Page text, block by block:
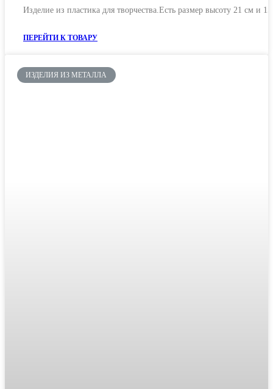
Изделие из пластика для творчества.Есть размер высоту 21 см и
ПЕРЕЙТИ К ТОВАРУ
ИЗДЕЛИЯ ИЗ МЕТАЛЛА